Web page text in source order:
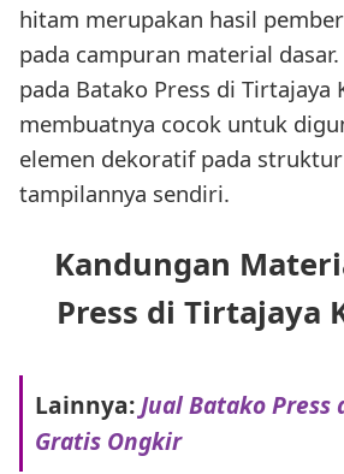
hitam merupakan hasil
pada campuran material
pada Batako Press di Tirtajaya
membuatnya cocok untuk
elemen dekoratif pada
tampilannya sendiri.
Kandungan
Press di Tirtajaya
Lainnya:Jual Batako Press
Gratis Ongkir